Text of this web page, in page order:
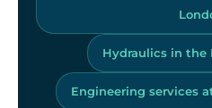
Hydraulics in the
Engineering services